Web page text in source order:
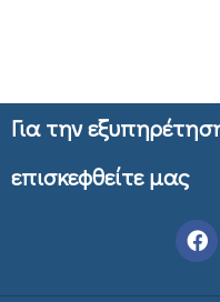
Για την
επισκεφθείτε μας